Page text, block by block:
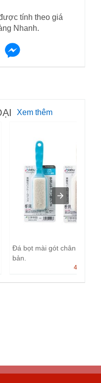
tính theo giá
Nhanh.
Xem thêm
Đá bọt mài gót chân Nhật
bản.
40,000.00